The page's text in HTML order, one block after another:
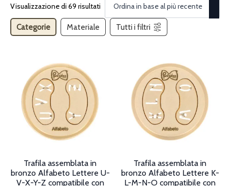
Visualizzazione di 69 risultati
Categorie Materiale Tutti i filtri
Trafila assemblata in
bronzo Alfabeto Lettere U-
V-X-Y-Z compatibile con
Trafila assemblata in
bronzo Alfabeto Lettere K-
L-M-N-O compatibile con